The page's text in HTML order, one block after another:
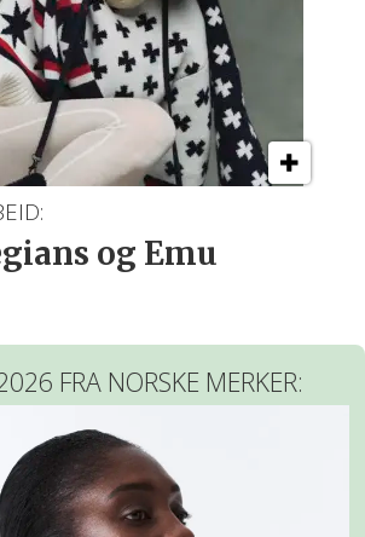
og Emu
FRA NORSKE MERKER: